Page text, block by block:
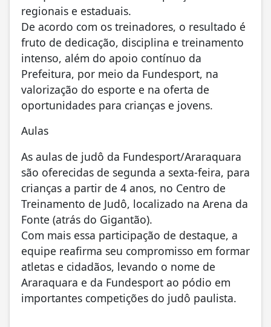
regionais e estaduais.
De acordo com os treinadores, o resultado é
fruto de dedicação, disciplina e treinamento
intenso, além do apoio contínuo da
Prefeitura, por meio da Fundesport, na
valorização do esporte e na oferta de
oportunidades para crianças e jovens.
Aulas
As aulas de judô da Fundesport/Araraquara
são oferecidas de segunda a sexta-feira, para
crianças a partir de 4 anos, no Centro de
Treinamento de Judô, localizado na Arena da
Fonte (atrás do Gigantão).
Com mais essa participação de destaque, a
equipe reafirma seu compromisso em formar
atletas e cidadãos, levando o nome de
Araraquara e da Fundesport ao pódio em
importantes competições do judô paulista.